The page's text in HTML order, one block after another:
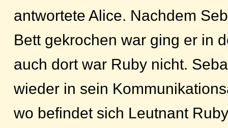
antwortete Alice. Nachdem
Bett gekrochen war ging er in
auch dort war Ruby nicht.
wieder in sein
wo befindet sich Leutnant